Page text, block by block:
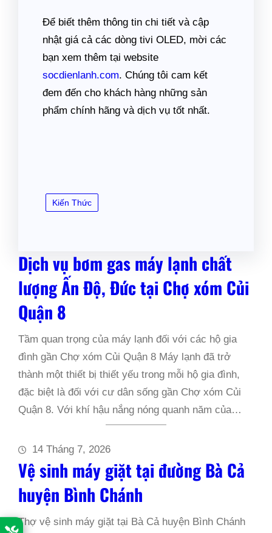
Để biết thêm thông tin chi tiết và cập
nhật giá cả các dòng tivi OLED, mời các
bạn xem thêm tại website
socdienlanh.com. Chúng tôi cam kết
đem đến cho khách hàng những sản
phẩm chính hãng và dịch vụ tốt nhất.
Kiến Thức
Dịch vụ bơm gas máy lạnh chất
lượng Ấn Độ, Đức tại Chợ xóm Củi
Quận 8
Tầm quan trọng của máy lạnh đối với các hộ gia
đình gần Chợ xóm Củi Quận 8 Máy lạnh đã trở
thành một thiết bị thiết yếu trong mỗi hộ gia đình,
đặc biệt là đối với cư dân sống gần Chợ xóm Củi
Quận 8. Với khí hậu nắng nóng quanh năm của…
14 Tháng 7, 2026
Vệ sinh máy giặt tại đường Bà Cả
huyện Bình Chánh
Thợ vệ sinh máy giặt tại Bà Cả huyện Bình Chánh